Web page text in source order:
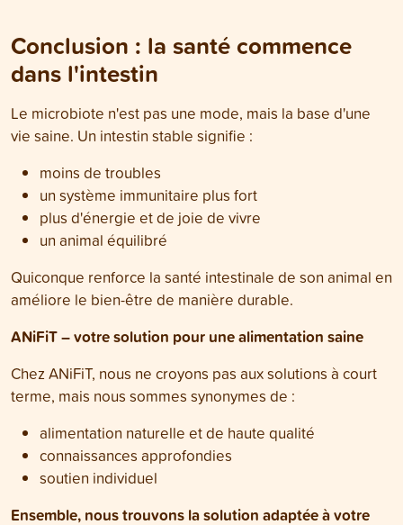
Conclusion : la santé commence
dans l'intestin
Le microbiote n'est pas une mode, mais la base d'une
vie saine. Un intestin stable signifie :
moins de troubles
un système immunitaire plus fort
plus d'énergie et de joie de vivre
un animal équilibré
Quiconque renforce la santé intestinale de son animal en
améliore le bien-être de manière durable.
ANiFiT – votre solution pour une alimentation saine
Chez ANiFiT, nous ne croyons pas aux solutions à court
terme, mais nous sommes synonymes de :
alimentation naturelle et de haute qualité
connaissances approfondies
soutien individuel
Ensemble, nous trouvons la solution adaptée à votre